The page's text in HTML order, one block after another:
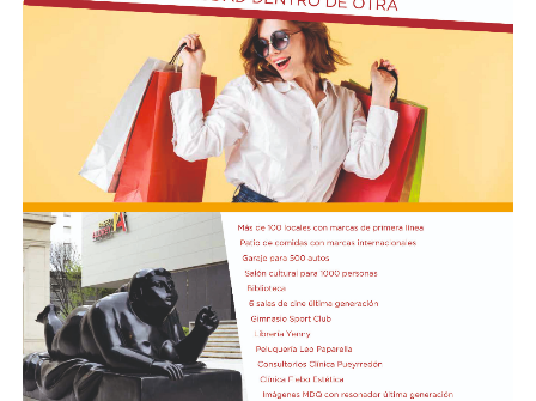
Finalmente, sostuvo que la intervención de la UNESCO
representa un respaldo internacional a los reclamos que
las comunidades costeras vienen realizando desde el
inicio del proyecto y expresó su expectativa de que el
pronunciamiento contribuya a una revisión más
profunda de sus impactos ambientales antes de que las
obras continúen. Radio Encuentro de Viedma
Según la denuncia, durante la manifestación de
organizaciones sociales, sindicales y políticas en las
inmediaciones del Senado, un grupo de manifestantes
arrojó piedras, escombros y otros objetos contundentes
contra los efectivos de las fuerzas federales de seguridad
apostados en el lugar, y que se rompieron baldosas y
bancos públicos para usarlos como proyectiles. También
se registraron daños en estructuras edilicias y en
vehículos policiales.
El Ministerio de Seguridad Nacional solicitó al juzgado
que ordene preservar los registros fílmicos de los
hechos, que se libre oficio al Gobierno porteño y al